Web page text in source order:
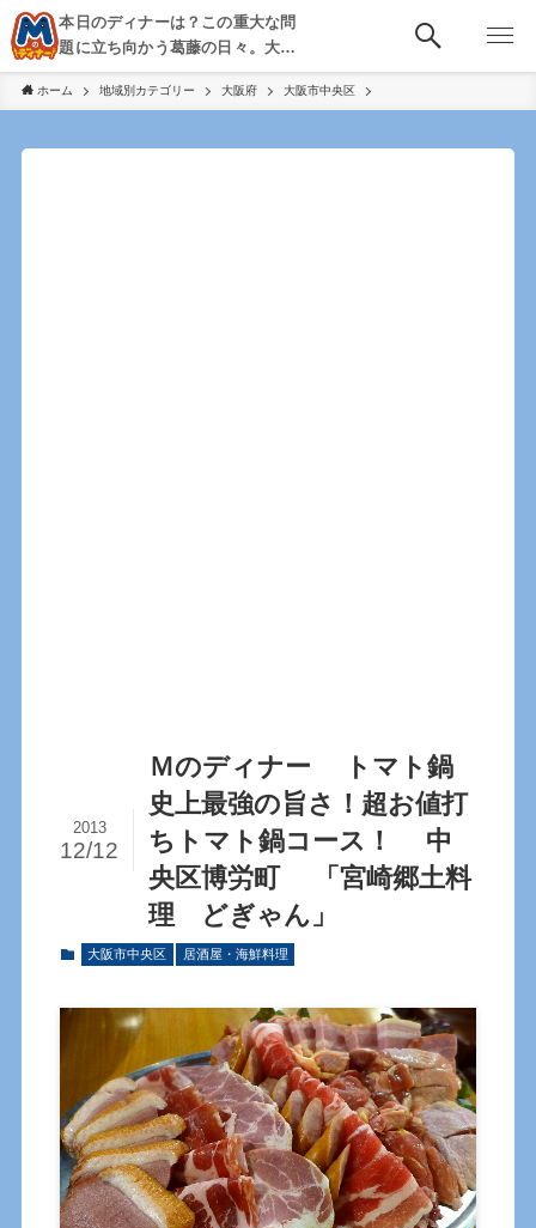
本日のディナーは？この重大な問
題に立ち向かう葛藤の日々。大
阪・京都・神戸を中心とした食べ
歩き、飲み歩きを綴る。
ホーム 地域別カテゴリー 大阪府 大阪市中央区
Ｍのディナー トマト鍋
史上最強の旨さ！超お値打
ちトマト鍋コース！ 中
央区博労町 「宮崎郷土料
理 どぎゃん」
2013
12/12
大阪市中央区 居酒屋・海鮮料理